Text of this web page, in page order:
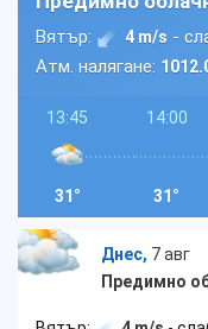
Вятър: 4 m/s -
Атм. налягане:
13:45
31°
14:00
31°
Днес, 7 авг
Предимно